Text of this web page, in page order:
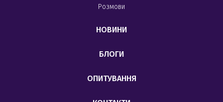
Розмови
НОВИНИ
БЛОГИ
ОПИТУВАННЯ